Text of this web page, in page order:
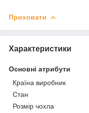
Приховати
Характеристики
Основні атрибути
Країна виробник
Стан
Розмір чохла